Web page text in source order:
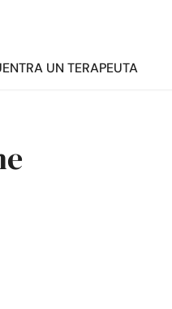
UN TERAPEUTA